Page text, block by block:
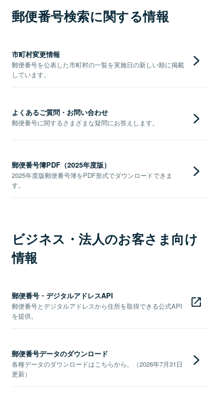
郵便番号検索に関する情報
市町村変更情報
郵便番号を公表した市町村の一覧を実施日の新しい順に掲載
しています。
よくあるご質問・お問い合わせ
郵便番号に関するさまざまな疑問にお答えします。
郵便番号簿PDF（2025年度版）
2025年度版郵便番号簿をPDF形式でダウンロードできま
す。
ビジネス・法人のお客さま向け
情報
郵便番号・デジタルアドレスAPI
郵便番号とデジタルアドレスから住所を取得できる公式API
を提供。
郵便番号データのダウンロード
各種データのダウンロードはこちらから。（2026年7月31日
更新）